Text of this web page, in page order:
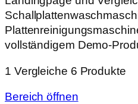
vollständigem Demo-
1 Vergleiche 6 Produkte
Bereich öffnen